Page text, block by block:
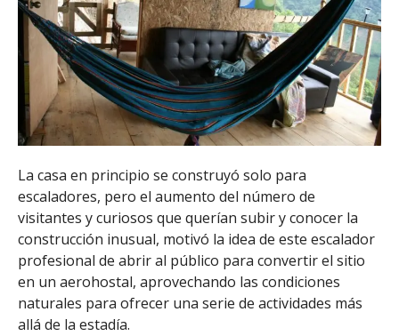
La casa en principio se construyó solo para
escaladores, pero el aumento del número de
visitantes y curiosos que querían subir y conocer la
construcción inusual, motivó la idea de este escalador
profesional de abrir al público para convertir el sitio
en un aerohostal, aprovechando las condiciones
naturales para ofrecer una serie de actividades más
allá de la estadía.